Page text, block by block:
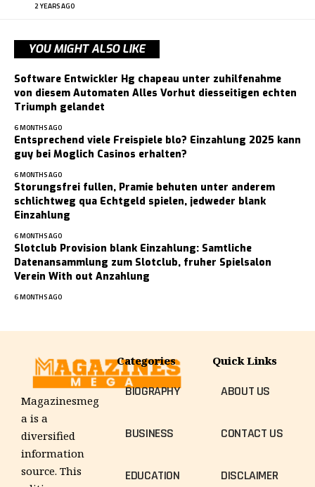
2 YEARS AGO
YOU MIGHT ALSO LIKE
Software Entwickler Hg chapeau unter zuhilfenahme
von diesem Automaten Alles Vorhut diesseitigen echten
Triumph gelandet
6 MONTHS AGO
Entsprechend viele Freispiele blo? Einzahlung 2025 kann
guy bei Moglich Casinos erhalten?
6 MONTHS AGO
Storungsfrei fullen, Pramie behuten unter anderem
schlichtweg qua Echtgeld spielen, jedweder blank
Einzahlung
6 MONTHS AGO
Slotclub Provision blank Einzahlung: Samtliche
Datenansammlung zum Slotclub, fruher Spielsalon
Verein With out Anzahlung
6 MONTHS AGO
Magazinesmeg
a is a
diversified
information
source. This
Categories
BIOGRAPHY
BUSINESS
EDUCATION
Quick Links
ABOUT US
CONTACT US
DISCLAIMER